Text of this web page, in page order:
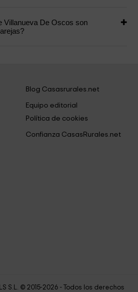
Villanueva De Oscos son
Blog Casasrurales.net
Equipo editorial
Política de cookies
Confianza CasasRurales.net
S.L. © 2015-2026 - Todos los derechos